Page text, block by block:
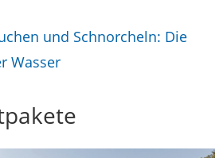
und Schnorcheln: Die
Wasser